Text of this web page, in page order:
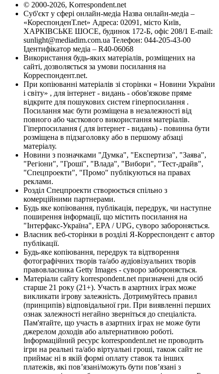
© 2000-2026, Korrespondent.net
Суб'єкт у сфері онлайн-медіа Назва онлайн-медіа –
«КореспонденТ.net» Адреса: 02091, місто Київ,
ХАРКІВСЬКЕ ШОСЕ, будинок 172-Б, офіс 208/1 E-mail:
sunlight@mediadim.com.ua Телефон: 044-205-43-00
Ідентифікатор медіа – R40-06068
Використання будь-яких матеріалів, розміщених на
сайті, дозволяється за умови посилання на
Корреспондент.net.
При копіюванні матеріалів зі сторінки « Новини України
і світу» , для інтернет - видань - обов'язкове пряме
відкрите для пошукових систем гіперпосилання .
Посилання має бути розміщена в незалежності від
повного або часткового використання матеріалів.
Гіперпосилання ( для інтернет - видань) - повинна бути
розміщена в підзаголовку або в першому абзаці
матеріалу.
Новини з позначками "Думка", "Експертиза", "Заява",
"Регіони", "Гроші", "Влада", "Вибори", "Тест-драйв",
"Спецпроекти", "Промо" публікуються на правах
реклами.
Розділ Спецпроекти створюється спільно з
комерційними партнерами.
Будь яке копіювання, публікація, передрук, чи наступне
поширення інформації, що містить посилання на
"Інтерфакс-Україна", EPA / UPG, суворо забороняється.
Власник веб-сторінки в розділі Я-Корреспондент є автор
публікації.
Будь-яке копіювання, передрук та відтворення
фотографічних творів та/або аудіовізуальних творів
правовласника Getty Images - суворо забороняється.
Матеріали сайту korrespondent.net призначені для осіб
старше 21 року (21+). Участь в азартних іграх може
викликати ігрову залежність. Дотримуйтесь правил
(принципів) відповідальної гри. При виявленні перших
ознак залежності негайно зверніться до спеціаліста.
Пам'ятайте, що участь в азартних іграх не може бути
джерелом доходів або альтернативою роботі.
Інформаційний ресурс korrespondent.net не проводить
ігри на реальні та/або віртуальні гроші, також сайт не
приймає ні в якій формі оплату ставок та інших
платежів, які пов’язані/можуть бути пов’язані з